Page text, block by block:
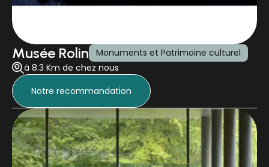
Musée Rolin
Monuments et Patrimoine culturel
à 8.3 Km de chez nous
Notre recommandation